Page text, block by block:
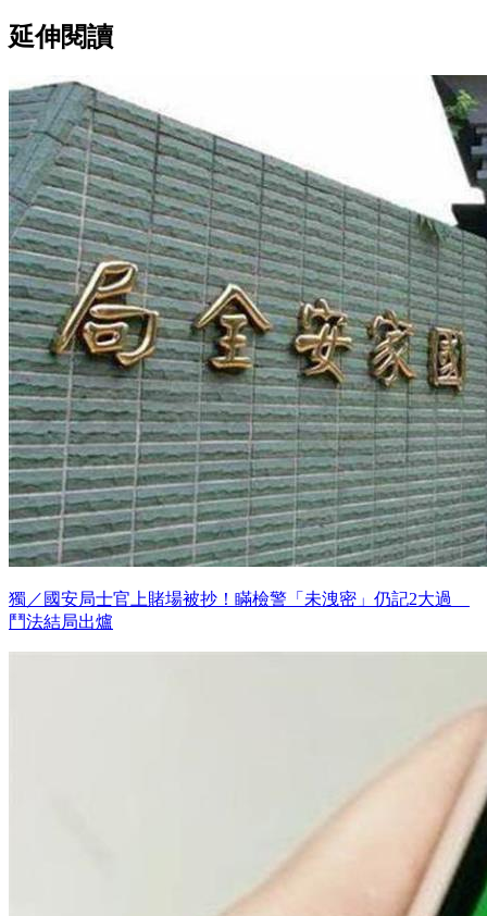
延伸閱讀
獨／國安局士官上賭場被抄！瞞檢警「未洩密」仍記2大過
鬥法結局出爐